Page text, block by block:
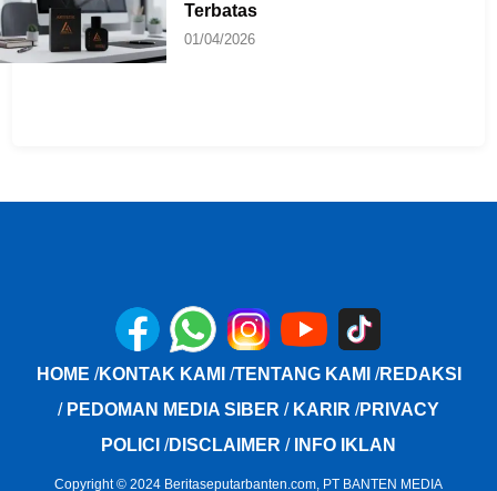
Terbatas
01/04/2026
HOME /KONTAK KAMI /TENTANG KAMI /REDAKSI
/ PEDOMAN MEDIA SIBER / KARIR /PRIVACY
POLICI /DISCLAIMER / INFO IKLAN
Copyright © 2024 Beritaseputarbanten.com, PT BANTEN MEDIA